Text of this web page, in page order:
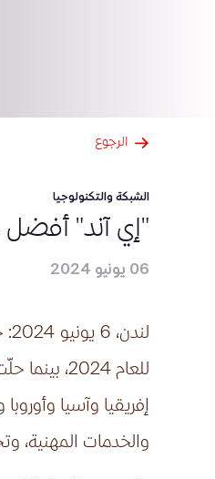
الرجوع
الشبكة والتكنولوجيا
"إي آند" أفضل
06 يونيو 2024
لندن، 6 يونيو 2024 :
إفريقيا وآسيا
والخدمات المهنية،